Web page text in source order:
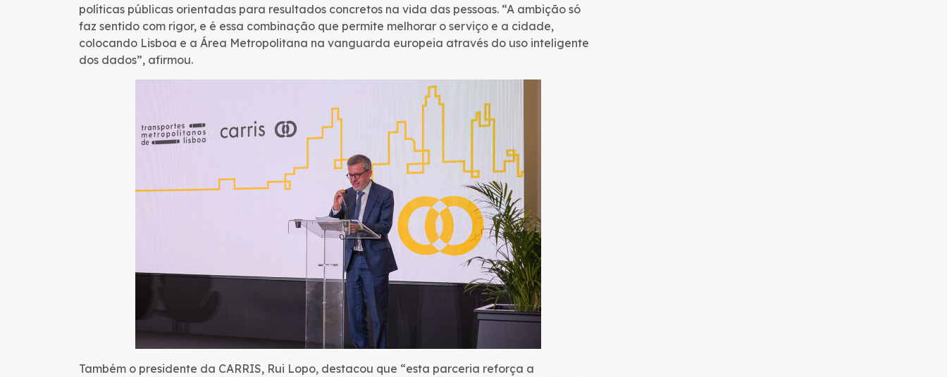
políticas públicas orientadas para resultados concretos na vida das pessoas. “A ambição só
faz sentido com rigor, e é essa combinação que permite melhorar o serviço e a cidade,
colocando Lisboa e a Área Metropolitana na vanguarda europeia através do uso inteligente
dos dados”, afirmou.
Também o presidente da CARRIS, Rui Lopo, destacou que “esta parceria reforça a